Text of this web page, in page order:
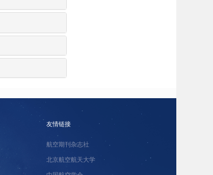
友情链接
航空期刊杂志社
北京航空航天大学